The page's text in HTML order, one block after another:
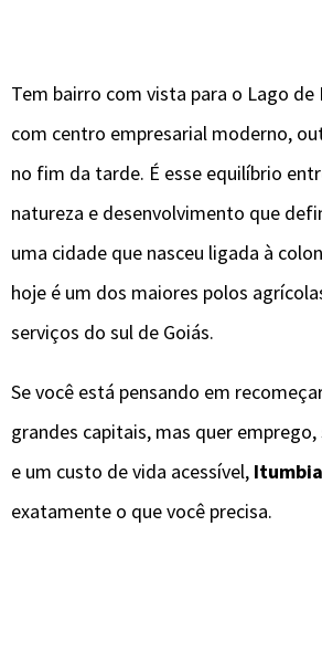
Tem bairro com vista para o Lago
com centro empresarial moderno,
no fim da tarde. É esse equilíbrio
natureza e desenvolvimento que
uma cidade que nasceu ligada à
hoje é um dos maiores polos
serviços do sul de Goiás.
Se você está pensando em
grandes capitais, mas quer
e um custo de vida acessível,
exatamente o que você precisa.